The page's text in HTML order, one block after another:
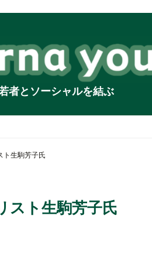
者とソーシャルを結ぶ
ト生駒芳子氏
スト生駒芳子氏